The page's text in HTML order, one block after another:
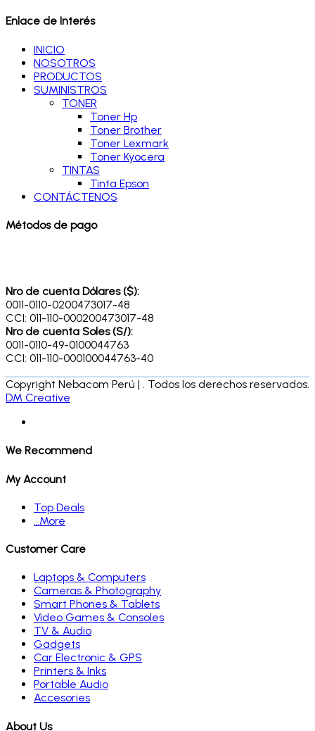
Enlace de Interés
INICIO
NOSOTROS
PRODUCTOS
SUMINISTROS
TONER
Toner Hp
Toner Brother
Toner Lexmark
Toner Kyocera
TINTAS
Tinta Epson
CONTÁCTENOS
Métodos de pago
Nro de cuenta Dólares ($):
0011-0110-0200473017-48
CCI: 011-110-000200473017-48
Nro de cuenta Soles (S/):
0011-0110-49-0100044763
CCI: 011-110-000100044763-40
Copyright Nebacom Perú | . Todos los derechos reservados.
DM Creative
We Recommend
My Account
Top Deals
…More
Customer Care
Laptops & Computers
Cameras & Photography
Smart Phones & Tablets
Video Games & Consoles
TV & Audio
Gadgets
Car Electronic & GPS
Printers & Inks
Portable Audio
Accesories
About Us